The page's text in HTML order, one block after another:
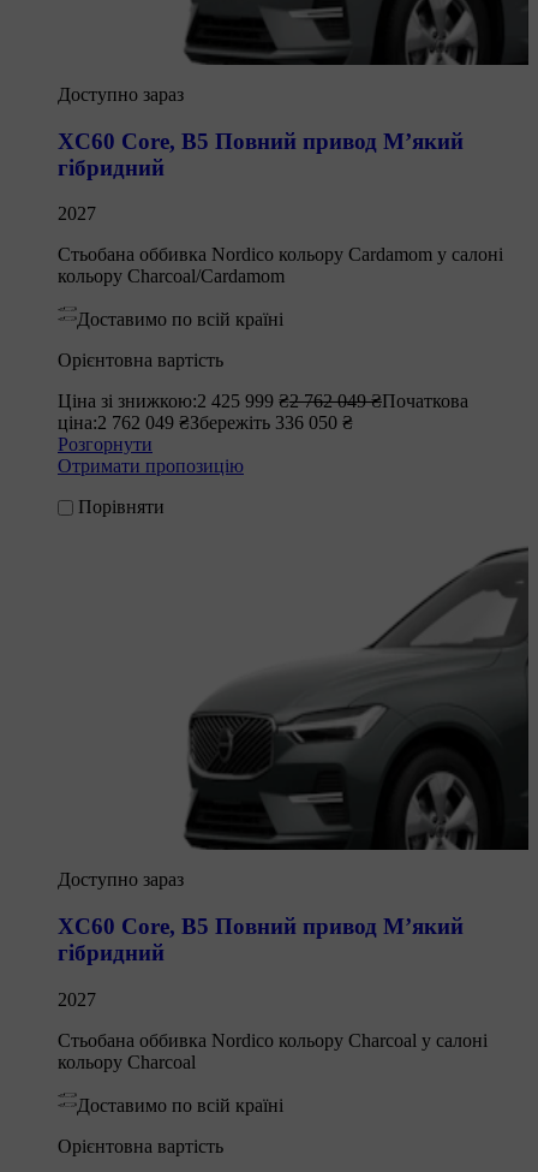
Доступно зараз
XC60 Core, B5 Повний привод М’який
гібридний
2027
Стьобана оббивка Nordico кольору Cardamom у салоні
кольору Charcoal/Cardamom
Доставимо по всій країні
Орієнтовна вартість
Ціна зі знижкою:2 425 999 ₴2 762 049 ₴Початкова
ціна:2 762 049 ₴Збережіть 336 050 ₴
Розгорнути
Отримати пропозицію
Порівняти
Доступно зараз
XC60 Core, B5 Повний привод М’який
гібридний
2027
Стьобана оббивка Nordico кольору Charcoal у салоні
кольору Charcoal
Доставимо по всій країні
Орієнтовна вартість